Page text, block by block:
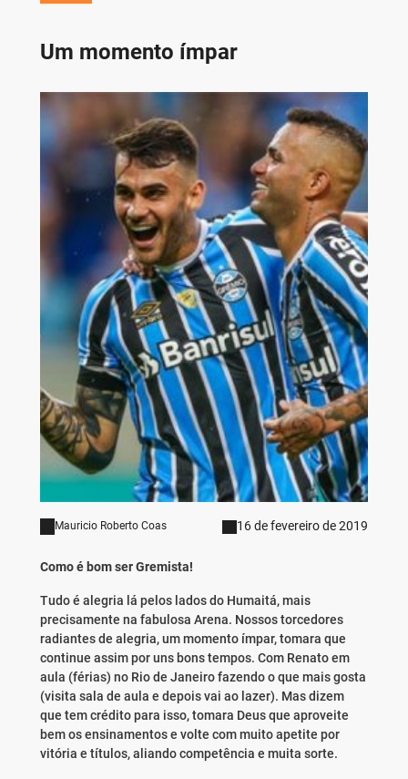
Um momento ímpar
Mauricio Roberto Coas 16 de fevereiro de 2019
Como é bom ser Gremista!
Tudo é alegria lá pelos lados do Humaitá, mais
precisamente na fabulosa Arena. Nossos torcedores
radiantes de alegria, um momento ímpar, tomara que
continue assim por uns bons tempos. Com Renato em
aula (férias) no Rio de Janeiro fazendo o que mais gosta
(visita sala de aula e depois vai ao lazer). Mas dizem
que tem crédito para isso, tomara Deus que aproveite
bem os ensinamentos e volte com muito apetite por
vitória e títulos, aliando competência e muita sorte.